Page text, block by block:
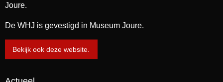
Joure.
De WHJ is gevestigd in Museum Joure.
Bekijk ook deze website.